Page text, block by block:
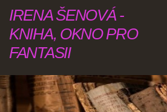
IRENA ŠENOVÁ -
KNIHA, OKNO PRO
FANTASII